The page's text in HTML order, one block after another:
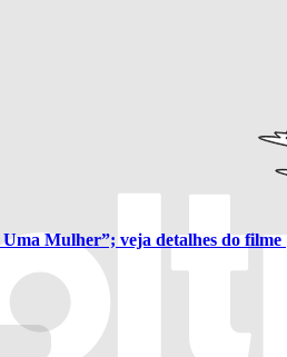
Mulher”; veja detalhes do filme